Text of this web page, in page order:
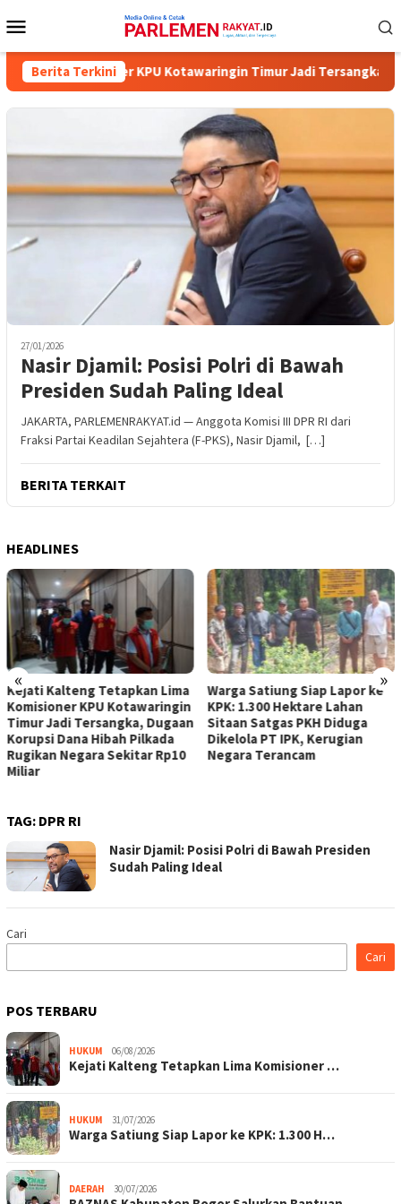
ke
Mobile
Berita Terkini
Komisioner KPU Kotawaringin Timur Jadi Tersangka,
27/01/2026
Nasir Djamil: Posisi Polri di Bawah
Presiden Sudah Paling Ideal
JAKARTA, PARLEMENRAKYAT.id — Anggota Komisi III DPR RI dari
Fraksi Partai Keadilan Sejahtera (F-PKS), Nasir Djamil, […]
BERITA TERKAIT
HEADLINES
« »
Kejati Kalteng Tetapkan Lima
Komisioner KPU Kotawaringin
Timur Jadi Tersangka, Dugaan
Korupsi Dana Hibah Pilkada
Rugikan Negara Sekitar Rp10
Miliar
Warga Satiung Siap Lapor ke
KPK: 1.300 Hektare Lahan
Sitaan Satgas PKH Diduga
Dikelola PT IPK, Kerugian
Negara Terancam
TAG: DPR RI
Nasir Djamil: Posisi Polri di Bawah Presiden
Sudah Paling Ideal
Cari
Cari
POS TERBARU
HUKUM 06/08/2026
Kejati Kalteng Tetapkan Lima Komisioner …
HUKUM 31/07/2026
Warga Satiung Siap Lapor ke KPK: 1.300 H…
DAERAH 30/07/2026